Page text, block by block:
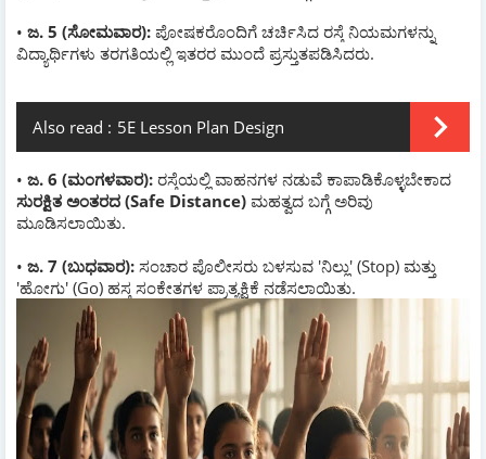
• ಜ. 5 (ಸೋಮವಾರ): ಪೋಷಕರೊಂದಿಗೆ ಚರ್ಚಿಸಿದ ರಸ್ತೆ ನಿಯಮಗಳನ್ನು
ವಿದ್ಯಾರ್ಥಿಗಳು ತರಗತಿಯಲ್ಲಿ ಇತರರ ಮುಂದೆ ಪ್ರಸ್ತುತಪಡಿಸಿದರು.
Also read : 5E Lesson Plan Design
• ಜ. 6 (ಮಂಗಳವಾರ): ರಸ್ತೆಯಲ್ಲಿ ವಾಹನಗಳ ನಡುವೆ ಕಾಪಾಡಿಕೊಳ್ಳಬೇಕಾದ
ಸುರಕ್ಷಿತ ಅಂತರದ (Safe Distance) ಮಹತ್ವದ ಬಗ್ಗೆ ಅರಿವು
ಮೂಡಿಸಲಾಯಿತು.
• ಜ. 7 (ಬುಧವಾರ): ಸಂಚಾರ ಪೊಲೀಸರು ಬಳಸುವ 'ನಿಲ್ಲು' (Stop) ಮತ್ತು
'ಹೋಗು' (Go) ಹಸ್ತ ಸಂಕೇತಗಳ ಪ್ರಾತ್ಯಕ್ಷಿಕೆ ನಡೆಸಲಾಯಿತು.